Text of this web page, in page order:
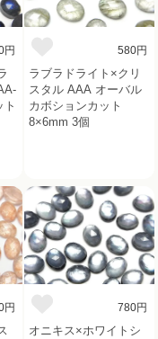
円
ト
580円
ラブラドライト×クリ
スタル AAA オーバル
カボションカット
8×6mm 3個
円 780円
オニキス×ホワイトシ